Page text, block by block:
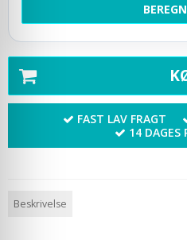
FAST LAV FRAGT
14 DAGES
Beskrivelse